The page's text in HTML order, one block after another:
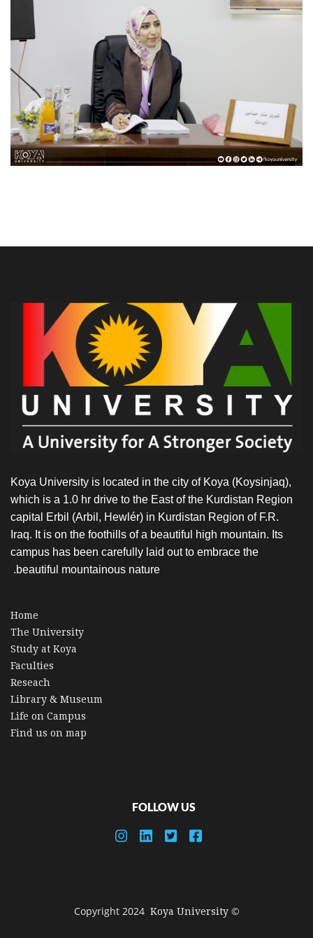
Koya University is located in the city of Koya (Koysinjaq),
which is a 1.0 hr drive to the East of the Kurdistan Region
capital Erbil (Arbil, Hewlér) in Kurdistan Region of F.R.
Iraq. It is on the foothills of a beautiful high mountain. Its
campus has been carefully laid out to embrace the
beautiful mountainous nature.
Home
The University
Study at Koya
Faculties
Reseach
Library & Museum
Life on Campus
Find us on map
FOLLOW US
© Copyright 2024
Koya University